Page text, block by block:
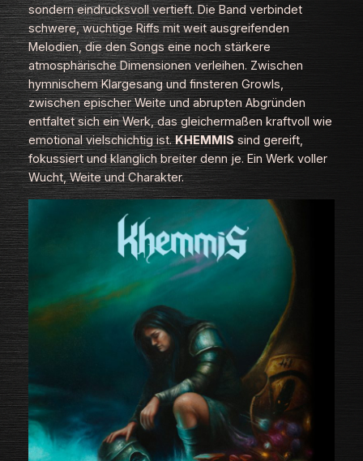
sondern eindrucksvoll vertieft. Die Band verbindet
schwere, wuchtige Riffs mit weit ausgreifenden
Melodien, die den Songs eine noch stärkere
atmosphärische Dimensionen verleihen. Zwischen
hymnischem Klargesang und finsteren Growls,
zwischen epischer Weite und abrupten Abgründen
entfaltet sich ein Werk, das gleichermaßen kraftvoll wie
emotional vielschichtig ist.KHEMMIS sind gereift,
fokussiert und klanglich breiter denn je. Ein Werk voller
Wucht, Weite und Charakter.